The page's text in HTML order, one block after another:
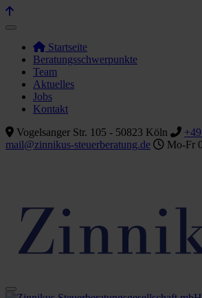
Startseite
Beratungsschwerpunkte
Team
Aktuelles
Jobs
Kontakt
Vogelsanger Str. 105 - 50823 Köln
mail@zinnikus-steuerberatung.de
Mo-Fr